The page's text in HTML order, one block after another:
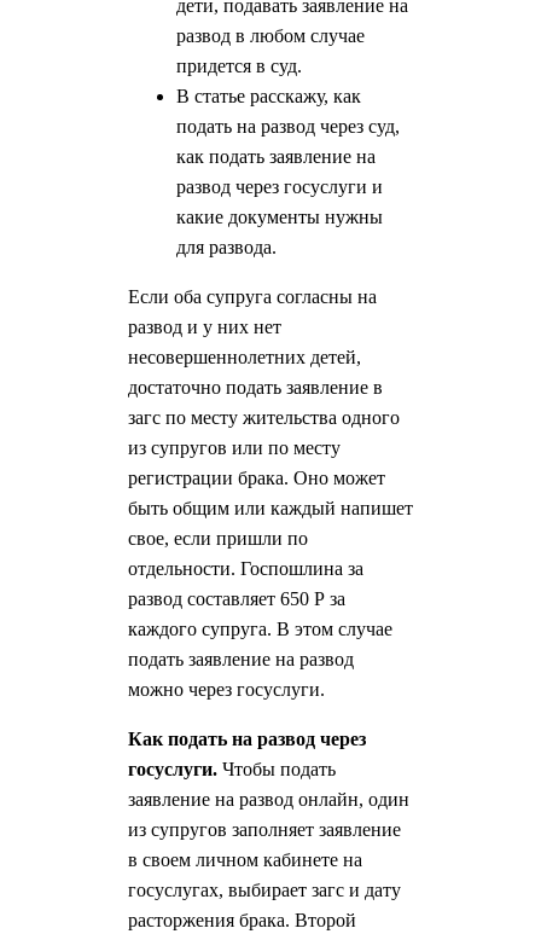
дети, подавать заявление на
развод в любом случае
придется в суд.
В статье расскажу, как
подать на развод через суд,
как подать заявление на
развод через госуслуги и
какие документы нужны
для развода.
Если оба супруга согласны на
развод и у них нет
несовершеннолетних детей,
достаточно подать заявление в
загс по месту жительства одного
из супругов или по месту
регистрации брака. Оно может
быть общим или каждый напишет
свое, если пришли по
отдельности. Госпошлина за
развод составляет 650 Р за
каждого супруга. В этом случае
подать заявление на развод
можно через госуслуги.
Как подать на развод через
госуслуги. Чтобы подать
заявление на развод онлайн, один
из супругов заполняет заявление
в своем личном кабинете на
госуслугах, выбирает загс и дату
расторжения брака. Второй